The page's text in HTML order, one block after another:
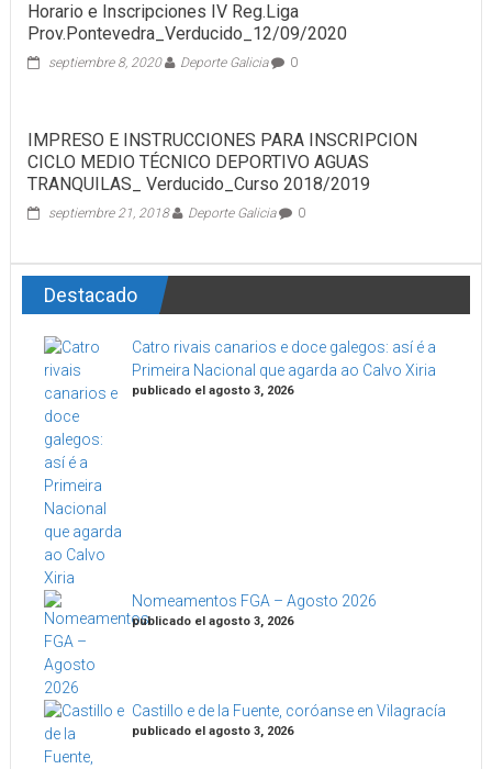
Horario e Inscripciones IV Reg.Liga
Prov.Pontevedra_Verducido_12/09/2020
septiembre 8, 2020 Deporte Galicia 0
IMPRESO E INSTRUCCIONES PARA INSCRIPCION
CICLO MEDIO TÉCNICO DEPORTIVO AGUAS
TRANQUILAS_ Verducido_Curso 2018/2019
septiembre 21, 2018 Deporte Galicia 0
Destacado
Catro rivais canarios e doce galegos: así é a
Primeira Nacional que agarda ao Calvo Xiria
publicado el agosto 3, 2026
Nomeamentos FGA – Agosto 2026
publicado el agosto 3, 2026
Castillo e de la Fuente, coróanse en Vilagracía
publicado el agosto 3, 2026